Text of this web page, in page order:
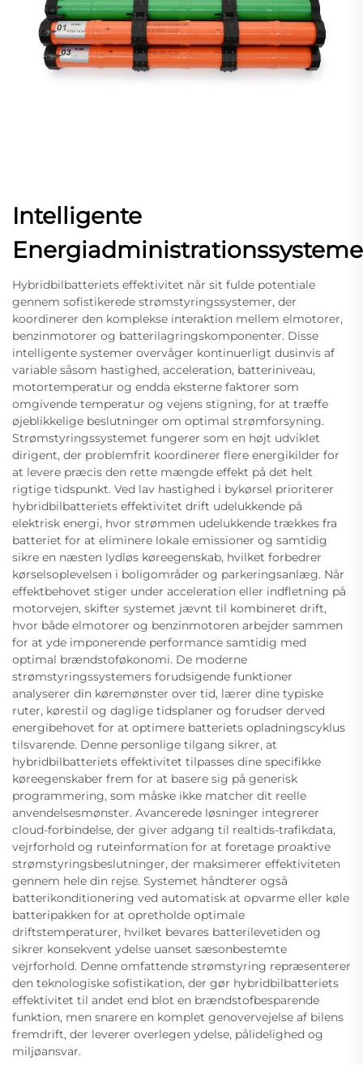
Intelligente
Hybridbilbatteriets effektivitet når sit fulde potentiale
gennem sofistikerede strømstyringssystemer, der
koordinerer den komplekse interaktion mellem elmotorer,
benzinmotorer og batterilagringskomponenter. Disse
intelligente systemer overvåger kontinuerligt dusinvis af
variable såsom hastighed, acceleration, batteriniveau,
motortemperatur og endda eksterne faktorer som
omgivende temperatur og vejens stigning, for at træffe
øjeblikkelige beslutninger om optimal strømforsyning.
Strømstyringssystemet fungerer som en højt udviklet
dirigent, der problemfrit koordinerer flere energikilder for
at levere præcis den rette mængde effekt på det helt
rigtige tidspunkt. Ved lav hastighed i bykørsel prioriterer
hybridbilbatteriets effektivitet drift udelukkende på
elektrisk energi, hvor strømmen udelukkende trækkes fra
batteriet for at eliminere lokale emissioner og samtidig
sikre en næsten lydløs køreegenskab, hvilket forbedrer
kørselsoplevelsen i boligområder og parkeringsanlæg. Når
effektbehovet stiger under acceleration eller indfletning på
motorvejen, skifter systemet jævnt til kombineret drift,
hvor både elmotorer og benzinmotoren arbejder sammen
for at yde imponerende performance samtidig med
optimal brændstoføkonomi. De moderne
strømstyringssystemers forudsigende funktioner
analyserer din køremønster over tid, lærer dine typiske
ruter, kørestil og daglige tidsplaner og forudser derved
energibehovet for at optimere batteriets opladningscyklus
tilsvarende. Denne personlige tilgang sikrer, at
hybridbilbatteriets effektivitet tilpasses dine specifikke
køreegenskaber frem for at basere sig på generisk
programmering, som måske ikke matcher dit reelle
anvendelsesmønster. Avancerede løsninger integrerer
cloud-forbindelse, der giver adgang til realtids-trafikdata,
vejrforhold og ruteinformation for at foretage proaktive
strømstyringsbeslutninger, der maksimerer effektiviteten
gennem hele din rejse. Systemet håndterer også
batterikonditionering ved automatisk at opvarme eller køle
batteripakken for at opretholde optimale
driftstemperaturer, hvilket bevares batterilevetiden og
sikrer konsekvent ydelse uanset sæsonbestemte
vejrforhold. Denne omfattende strømstyring repræsenterer
den teknologiske sofistikation, der gør hybridbilbatteriets
effektivitet til andet end blot en brændstofbesparende
funktion, men snarere en komplet genovervejelse af bilens
fremdrift, der leverer overlegen ydelse, pålidelighed og
miljøansvar.